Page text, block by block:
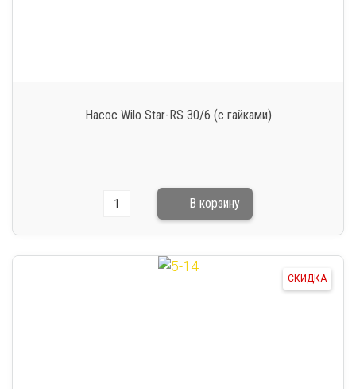
Насос Wilo Star-RS 30/6 (с гайками)
СКИДКА